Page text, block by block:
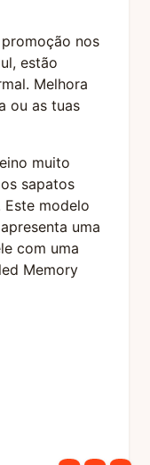
nos
estão
Melhora
ou as tuas
muito
sapatos
Este modelo
uma
com uma
Memory